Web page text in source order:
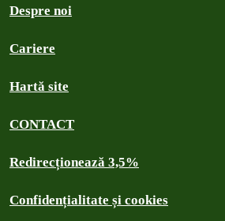
Despre noi
Cariere
Hartă site
CONTACT
Redirecționează 3,5%
Confidențialitate și cookies